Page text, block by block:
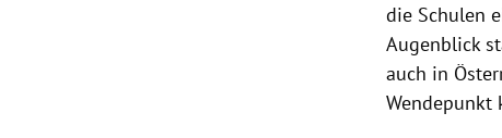
die Schulen
Augenblick
auch in
Wendepunkt